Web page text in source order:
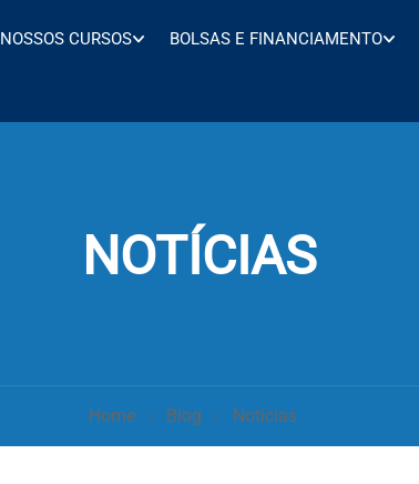
NOSSOS CURSOS BOLSAS E FINANCIAMENTO
NOTÍCIAS
Home Blog Notícias